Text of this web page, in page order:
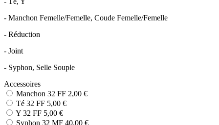
- Manchon Femelle/Femelle, Coude Femelle/Femelle
- Réduction
- Joint
- Syphon, Selle Souple
Accessoires
Manchon 32 FF 2,00 €
Té 32 FF 5,00 €
Y 32 FF 5,00 €
Syphon 32 MF 40,00 €